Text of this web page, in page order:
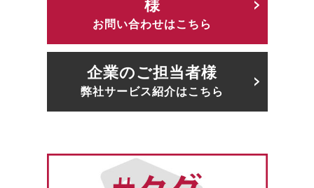
様
お問い合わせはこちら
企業のご担当者様
弊社サービス紹介はこちら